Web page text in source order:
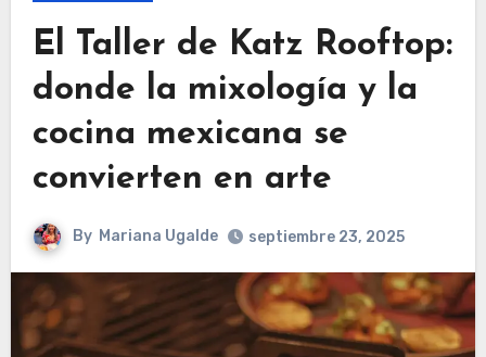
El Taller de Katz Rooftop:
donde la mixología y la
cocina mexicana se
convierten en arte
By Mariana Ugalde septiembre 23, 2025